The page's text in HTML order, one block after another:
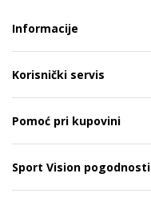
Informacije
Korisnički servis
Pomoć pri kupovini
Sport Vision pogodnosti